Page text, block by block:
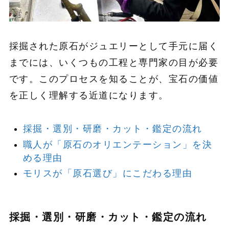
採掘された原石がジュエリーとして手元に届く
までには、いくつもの工程と専門家の目が必要
です。このプロセスを知ることが、宝石の価値
を正しく理解する近道になります。
採掘・選別・研磨・カット・鑑定の流れ
職人が「原石のオリエンテーション」を決
める理由
モリスが「原石選び」にこだわる理由
採掘・選別・研磨・カット・鑑定の流れ